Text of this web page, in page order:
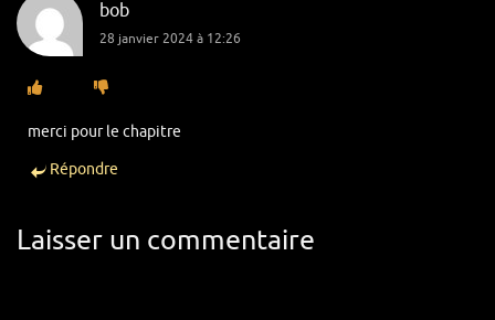
bob
28 janvier 2024 à 12:26
merci pour le chapitre
Répondre
Laisser un commentaire